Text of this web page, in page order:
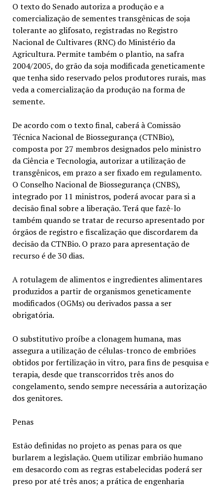
O texto do Senado autoriza a produção e a
comercialização de sementes transgênicas de soja
tolerante ao glifosato, registradas no Registro
Nacional de Cultivares (RNC) do Ministério da
Agricultura. Permite também o plantio, na safra
2004/2005, do grão da soja modificada geneticamente
que tenha sido reservado pelos produtores rurais, mas
veda a comercialização da produção na forma de
semente.
De acordo com o texto final, caberá à Comissão
Técnica Nacional de Biossegurança (CTNBio),
composta por 27 membros designados pelo ministro
da Ciência e Tecnologia, autorizar a utilização de
transgênicos, em prazo a ser fixado em regulamento.
O Conselho Nacional de Biossegurança (CNBS),
integrado por 11 ministros, poderá avocar para si a
decisão final sobre a liberação. Terá que fazê-lo
também quando se tratar de recurso apresentado por
órgãos de registro e fiscalização que discordarem da
decisão da CTNBio. O prazo para apresentação de
recurso é de 30 dias.
A rotulagem de alimentos e ingredientes alimentares
produzidos a partir de organismos geneticamente
modificados (OGMs) ou derivados passa a ser
obrigatória.
O substitutivo proíbe a clonagem humana, mas
assegura a utilização de células-tronco de embriões
obtidos por fertilização in vitro, para fins de pesquisa e
terapia, desde que transcorridos três anos do
congelamento, sendo sempre necessária a autorização
dos genitores.
Penas
Estão definidas no projeto as penas para os que
burlarem a legislação. Quem utilizar embrião humano
em desacordo com as regras estabelecidas poderá ser
preso por até três anos; a prática de engenharia